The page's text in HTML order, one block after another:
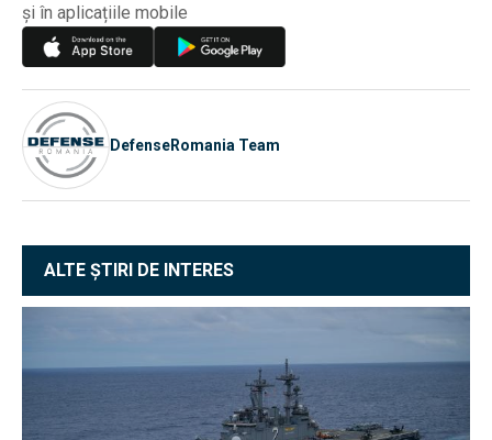
și în aplicațiile mobile
DefenseRomania Team
ALTE ȘTIRI DE INTERES